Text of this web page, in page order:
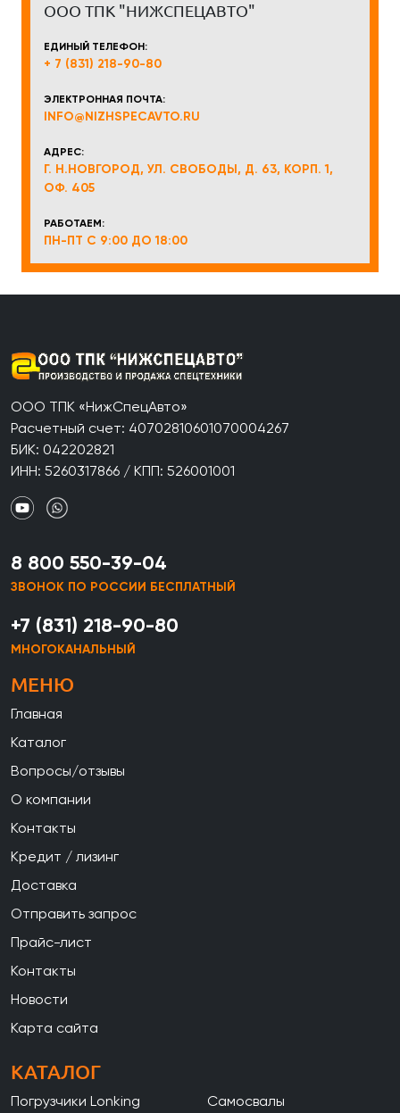
ООО ТПК "НИЖСПЕЦАВТО"
ЕДИНЫЙ ТЕЛЕФОН:
+ 7 (831) 218-90-80
ЭЛЕКТРОННАЯ ПОЧТА:
INFO@NIZHSPECAVTO.RU
АДРЕС:
Г. Н.НОВГОРОД, УЛ. СВОБОДЫ, Д. 63, КОРП. 1,
ОФ. 405
РАБОТАЕМ:
ПН-ПТ С 9:00 ДО 18:00
ООО ТПК «НижСпецАвто»
Расчетный счет: 40702810601070004267
БИК: 042202821
ИНН: 5260317866 / КПП: 526001001
8 800 550-39-04
ЗВОНОК ПО РОССИИ БЕСПЛАТНЫЙ
+7 (831) 218-90-80
МНОГОКАНАЛЬНЫЙ
МЕНЮ
Главная
Каталог
Вопросы/отзывы
О компании
Контакты
Кредит / лизинг
Доставка
Отправить запрос
Прайс-лист
Контакты
Новости
Карта сайта
КАТАЛОГ
Погрузчики Lonking Самосвалы